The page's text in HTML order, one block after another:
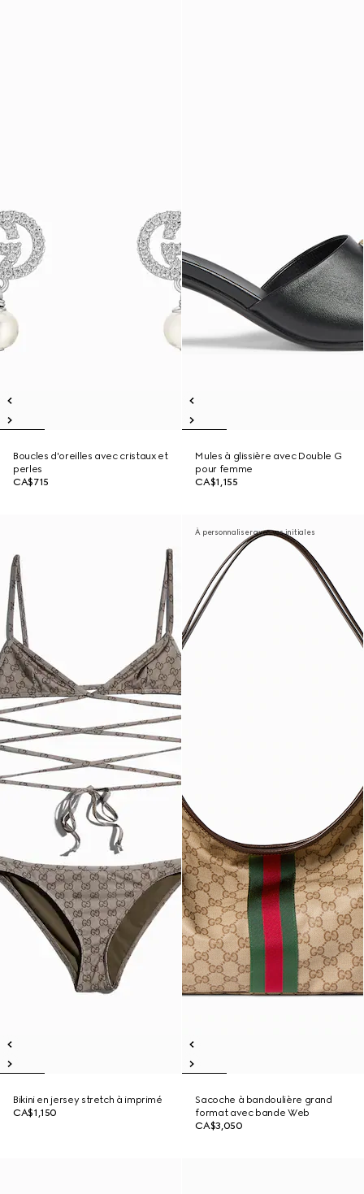
Boucles d'oreilles avec cristaux et
perles
CA$715
Mules à glissière avec Double G
pour femme
CA$1,155
Bikini en jersey stretch à imprimé
CA$1,150
À personnaliser avec vos initiales
Sacoche à bandoulière grand
format avec bande Web
CA$3,050